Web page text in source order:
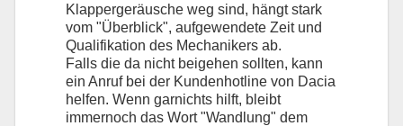
Klappergeräusche weg sind, hängt stark
vom "Überblick", aufgewendete Zeit und
Qualifikation des Mechanikers ab.
Falls die da nicht beigehen sollten, kann
ein Anruf bei der Kundenhotline von Dacia
helfen. Wenn garnichts hilft, bleibt
immernoch das Wort "Wandlung" dem